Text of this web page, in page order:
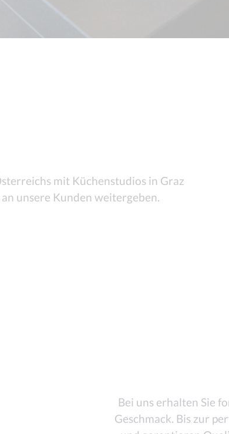
mit Küchenstudios in Graz
unsere Kunden weitergeben.
Bei uns erhalten Sie
Geschmack. Bis zur